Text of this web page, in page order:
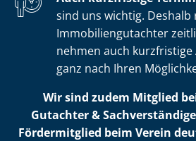
sind uns wichtig.
Im­mo­bi­li­en­gut­ach­ter
nehmen auch kurzfristige
ganz nach Ihren
Wir sind zudem Mitglied
Gutachter &
Fördermitglied beim Verein